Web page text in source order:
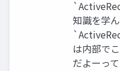
知識を学
は内部で
だよーっ